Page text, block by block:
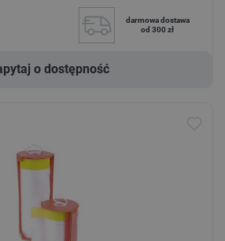
darmowa dostawa
od 300 zł
o dostępność